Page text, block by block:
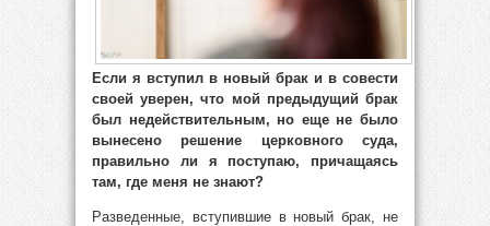
Если я вступил в новый брак и в совести
своей уверен, что мой предыдущий брак
был недействительным, но еще не было
вынесено решение церковного суда,
правильно ли я поступаю, причащаясь
там, где меня не знают?
Разведенные, вступившие в новый брак, не